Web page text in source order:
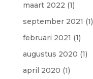
maart 2022 (1)
september 2021 (1)
februari 2021 (1)
augustus 2020 (1)
april 2020 (1)